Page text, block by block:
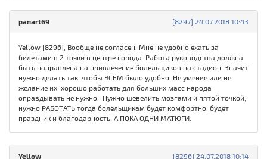
[8297] 24.07.2018 10:43
panart69
Yellow [8296], Вообще не согласен. Мне не удобно ехать за
билетами в 2 точки в центре города. Работа руководства должна
быть направлена на привлечение болельщиков на стадион. Значит
нужно делать так, чтобы ВСЕМ было удобно. Не умение или не
желание их хорошо работать для больших масс народа
оправдывать не нужно. Нужно шевелить мозгами и пятой точкой,
нужно РАБОТАТЬ,тогда болельщикам будет комфортно, будет
праздник и благодарность. А ПОКА ОДНИ МАТЮГИ.
[8296] 24.07.2018 10:14
Yellow